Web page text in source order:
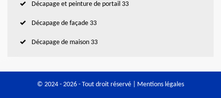
Décapage et peinture de portail 33
Décapage de façade 33
Décapage de maison 33
© 2024 - 2026 - Tout droit réservé | Mentions légales